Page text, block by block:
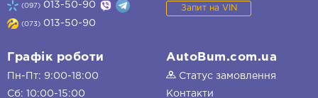
(097) 013-50-90
(073) 013-50-90
Запит на VIN
Графік роботи
Пн-Пт: 9:00-18:00
Сб: 10:00-15:00
AutoBum.com.ua
Статус замовлення
Контакти